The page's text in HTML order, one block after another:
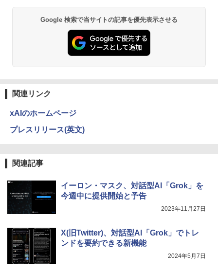
￥29,800
内蔵スタンド 180度 カバー付 ノングレア
液晶 IPSパネル USB-C HDMI WT-140LP
-BK
￥14,800
ET ラベルレス ×8本
￥1,625
【Amazon.co.jp限定】 伊藤園 磨かれて、澄
] [ 水 ] [ ペットボトル ] [ 箱買い ] [ ストック
] [ 水分補給 ]
異世界居酒屋「のぶ」(22) (角川コミックス・
￥832
スーパーの裏でヤニ吸うふたり 9巻 (デジタル
版ビッグガンガンコミックス)
￥810
Google 検索で当サイトの記事を優先表示させる
関連リンク
xAIのホームページ
プレスリリース(英文)
関連記事
イーロン・マスク、対話型AI「Grok」を
今週中に提供開始と予告
2023年11月27日
X(旧Twitter)、対話型AI「Grok」でトレ
ンドを要約できる新機能
2024年5月7日